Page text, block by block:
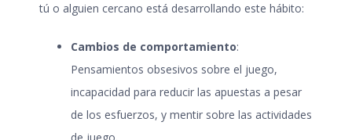
tú o alguien cercano está desarrollando este hábito:
Cambios de comportamiento:
Pensamientos obsesivos sobre el juego,
incapacidad para reducir las apuestas a pesar
de los esfuerzos, y mentir sobre las actividades